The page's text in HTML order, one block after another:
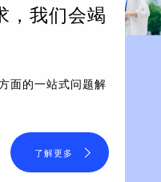
我们会竭
面的一站式问题解
了解更多